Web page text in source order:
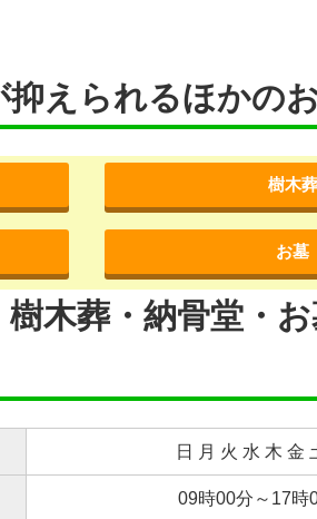
えられるほかの
樹木葬
お墓
木葬・納骨堂・お
日 月 火 水 木 金
09時00分～17時